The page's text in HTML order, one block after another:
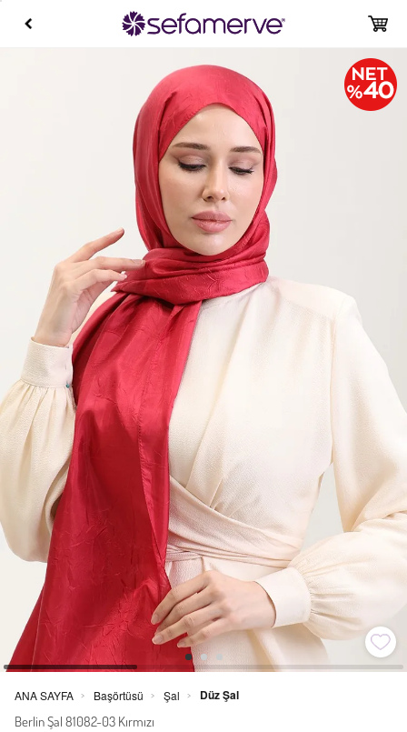
ANA SAYFA > Başörtüsü > Şal > Düz Şal
Berlin Şal 81082-03 Kırmızı